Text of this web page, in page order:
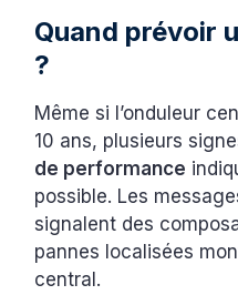
Quand prévoir
?
Même si l’onduleur
10 ans, plusieurs
de performance
possible. Les
signalent des
pannes localisées
central.